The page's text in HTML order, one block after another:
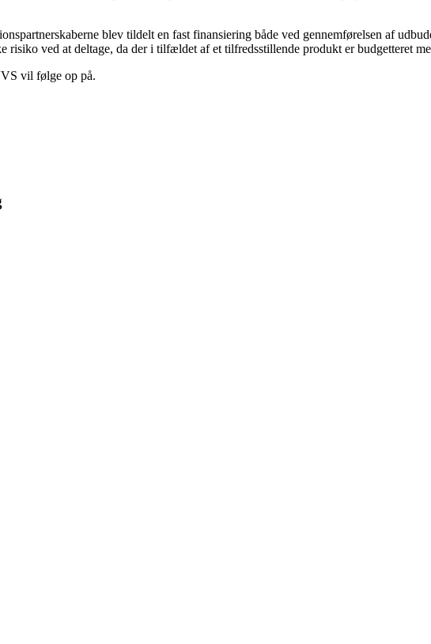
blev tildelt en fast finansiering både ved gennemførelsen af
risiko ved at deltage, da der i tilfældet af et tilfredsstillende produkt er budgetteret
vil følge op på.